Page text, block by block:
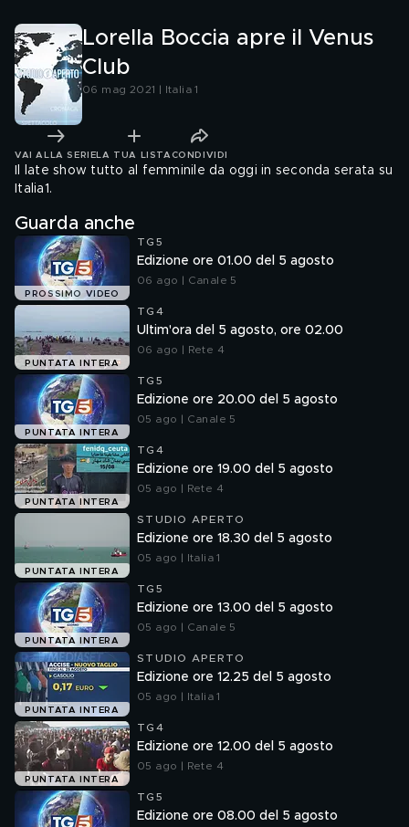
Lorella Boccia apre il Venus
Club
06 mag 2021 | Italia 1
VAI ALLA SERIE LA TUA LISTA CONDIVIDI
Il late show tutto al femminile da oggi in seconda serata su
Italia1.
Guarda anche
PROSSIMO VIDEO
TG5
Edizione ore 01.00 del 5 agosto
06 ago | Canale 5
PUNTATA INTERA
TG4
Ultim'ora del 5 agosto, ore 02.00
06 ago | Rete 4
PUNTATA INTERA
TG5
Edizione ore 20.00 del 5 agosto
05 ago | Canale 5
PUNTATA INTERA
TG4
Edizione ore 19.00 del 5 agosto
05 ago | Rete 4
PUNTATA INTERA
STUDIO APERTO
Edizione ore 18.30 del 5 agosto
05 ago | Italia 1
PUNTATA INTERA
TG5
Edizione ore 13.00 del 5 agosto
05 ago | Canale 5
PUNTATA INTERA
STUDIO APERTO
Edizione ore 12.25 del 5 agosto
05 ago | Italia 1
PUNTATA INTERA
TG4
Edizione ore 12.00 del 5 agosto
05 ago | Rete 4
TG5
Edizione ore 08.00 del 5 agosto